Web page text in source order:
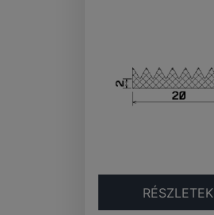
RÉSZLETEK